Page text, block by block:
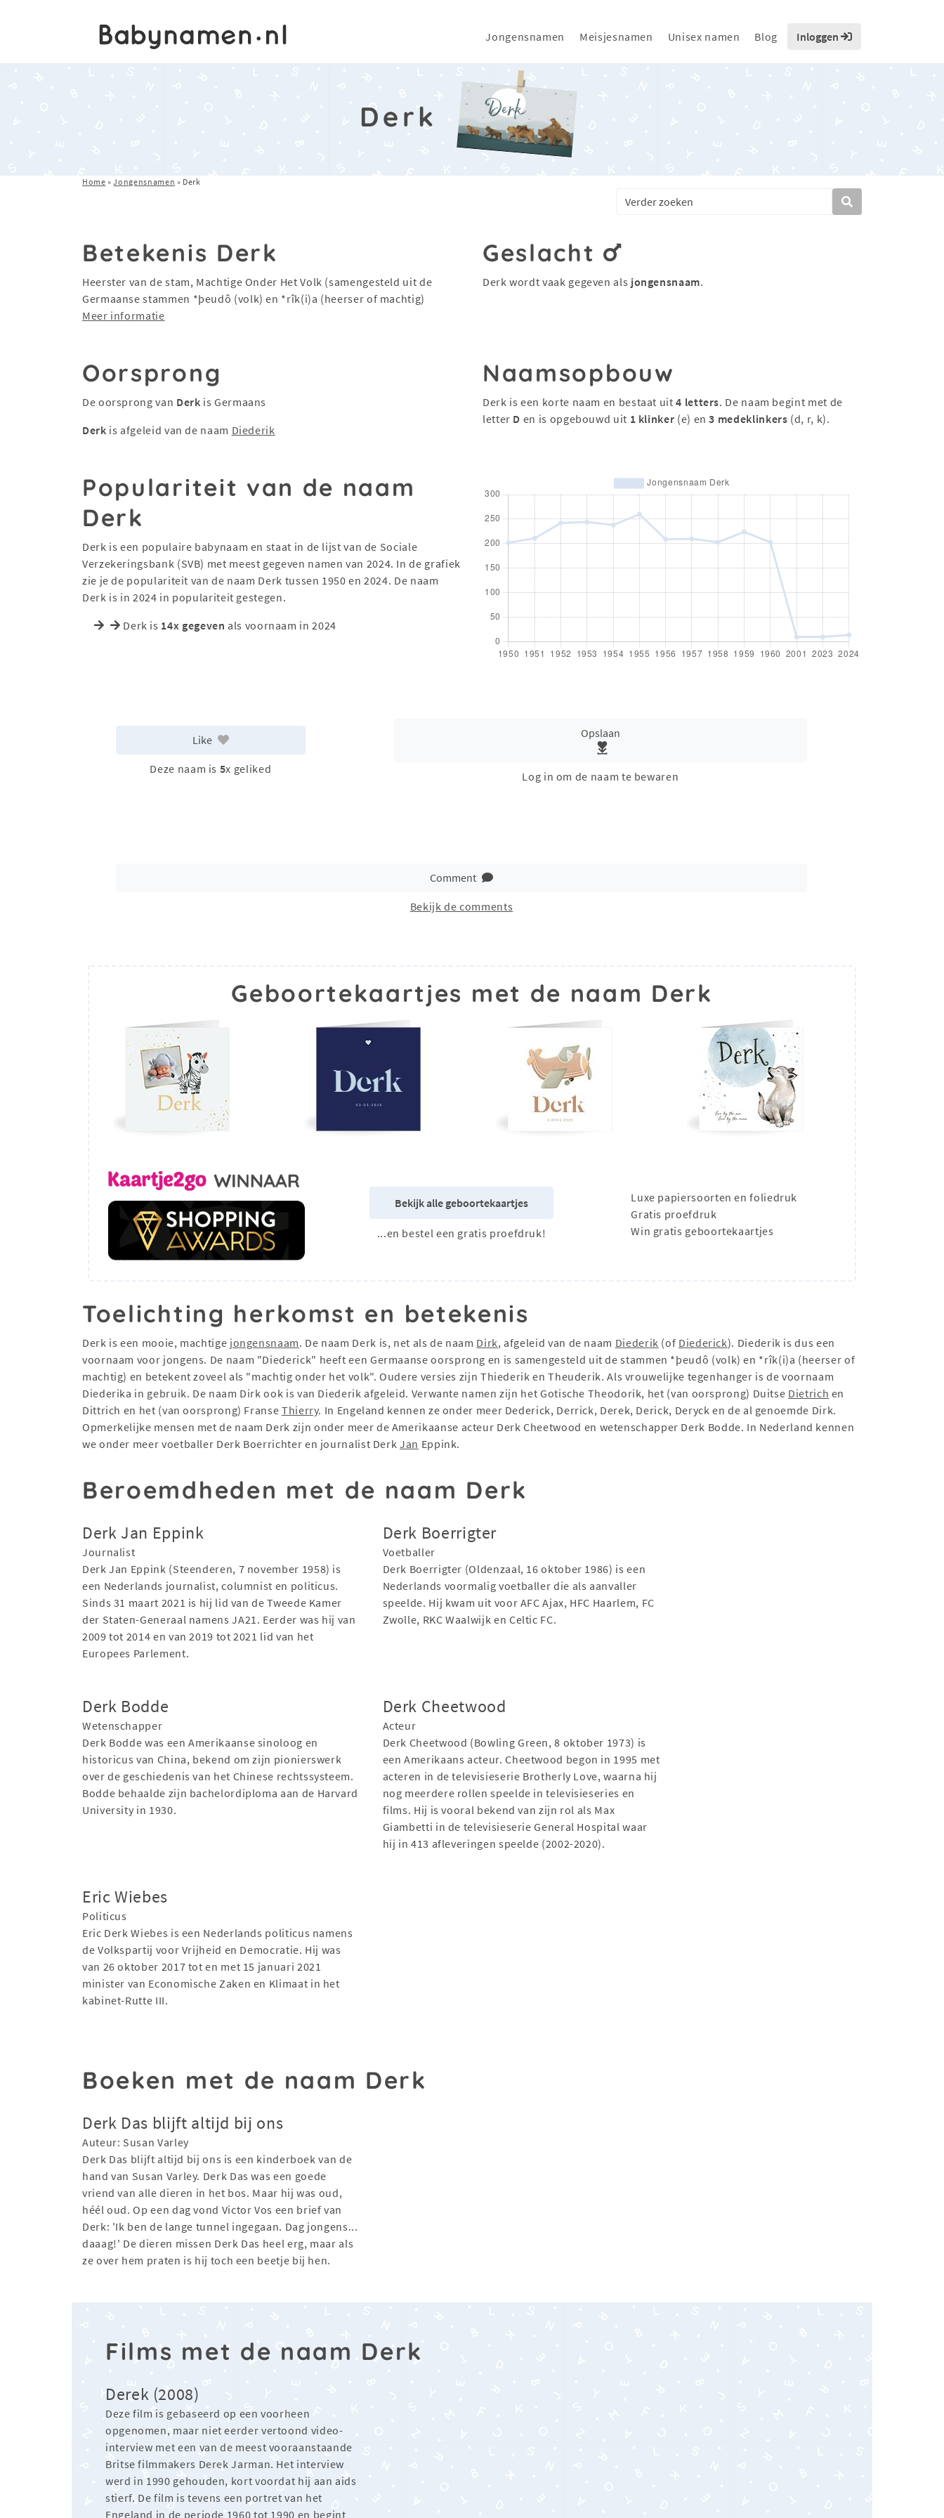
Jongensnamen Meisjesnamen Unisex namen Blog Inloggen
Derk
Home »Jongensnamen » Derk
Betekenis Derk
Heerster van de stam, Machtige Onder Het Volk (samengesteld uit de
Germaanse stammen *þeudô (volk) en *rîk(i)a (heerser of machtig)
Meer informatie
Geslacht
Derk wordt vaak gegeven als jongensnaam.
Oorsprong
De oorsprong van Derk is Germaans
Derk is afgeleid van de naam Diederik
Naamsopbouw
Derk is een korte naam en bestaat uit4 letters. De naam begint met de
letter D en is opgebouwd uit 1 klinker (e) en3 medeklinkers (d, r, k).
Populariteit van de naam
Derk
Derk is een populaire babynaam en staat in de lijst van de Sociale
Verzekeringsbank (SVB) met meest gegeven namen van 2024. In de grafiek
zie je de populariteit van de naam Derk tussen 1950 en 2024. De naam
Derk is in 2024 in populariteit gestegen.
Derk is 14x gegeven als voornaam in 2024
Like
Deze naam is 5x geliked
Opslaan
Log in om de naam te bewaren
Comment
Bekijk de comments
Geboortekaartjes met de naam Derk
Bekijk alle geboortekaartjes
...en bestel een gratis proefdruk!
Luxe papiersoorten en foliedruk
Gratis proefdruk
Win gratis geboortekaartjes
Toelichting herkomst en betekenis
Derk is een mooie, machtige jongensnaam. De naam Derk is, net als de naam Dirk, afgeleid van de naam Diederik (of Diederick). Diederik is dus een
voornaam voor jongens. De naam "Diederick" heeft een Germaanse oorsprong en is samengesteld uit de stammen *þeudô (volk) en *rîk(i)a (heerser of
machtig) en betekent zoveel als "machtig onder het volk". Oudere versies zijn Thiederik en Theuderik. Als vrouwelijke tegenhanger is de voornaam
Diederika in gebruik. De naam Dirk ook is van Diederik afgeleid. Verwante namen zijn het Gotische Theodorik, het (van oorsprong) Duitse Dietrich en
Dittrich en het (van oorsprong) Franse Thierry. In Engeland kennen ze onder meer Dederick, Derrick, Derek, Derick, Deryck en de al genoemde Dirk.
Opmerkelijke mensen met de naam Derk zijn onder meer de Amerikaanse acteur Derk Cheetwood en wetenschapper Derk Bodde. In Nederland kennen
we onder meer voetballer Derk Boerrichter en journalist DerkJan Eppink.
Beroemdheden met de naam Derk
Derk Jan Eppink
Journalist
Derk Jan Eppink (Steenderen, 7 november 1958) is
een Nederlands journalist, columnist en politicus.
Sinds 31 maart 2021 is hij lid van de Tweede Kamer
der Staten-Generaal namens JA21. Eerder was hij van
2009 tot 2014 en van 2019 tot 2021 lid van het
Europees Parlement.
Derk Boerrigter
Voetballer
Derk Boerrigter (Oldenzaal, 16 oktober 1986) is een
Nederlands voormalig voetballer die als aanvaller
speelde. Hij kwam uit voor AFC Ajax, HFC Haarlem, FC
Zwolle, RKC Waalwijk en Celtic FC.
Derk Bodde
Wetenschapper
Derk Bodde was een Amerikaanse sinoloog en
historicus van China, bekend om zijn pionierswerk
over de geschiedenis van het Chinese rechtssysteem.
Bodde behaalde zijn bachelordiploma aan de Harvard
University in 1930.
Derk Cheetwood
Acteur
Derk Cheetwood (Bowling Green, 8 oktober 1973) is
een Amerikaans acteur. Cheetwood begon in 1995 met
acteren in de televisieserie Brotherly Love, waarna hij
nog meerdere rollen speelde in televisieseries en
films. Hij is vooral bekend van zijn rol als Max
Giambetti in de televisieserie General Hospital waar
hij in 413 afleveringen speelde (2002-2020).
Eric Wiebes
Politicus
Eric Derk Wiebes is een Nederlands politicus namens
de Volkspartij voor Vrijheid en Democratie. Hij was
van 26 oktober 2017 tot en met 15 januari 2021
minister van Economische Zaken en Klimaat in het
kabinet-Rutte III.
Boeken met de naam Derk
Derk Das blijft altijd bij ons
Auteur: Susan Varley
Derk Das blijft altijd bij ons is een kinderboek van de
hand van Susan Varley. Derk Das was een goede
vriend van alle dieren in het bos. Maar hij was oud,
héél oud. Op een dag vond Victor Vos een brief van
Derk: 'Ik ben de lange tunnel ingegaan. Dag jongens...
daaag!' De dieren missen Derk Das heel erg, maar als
ze over hem praten is hij toch een beetje bij hen.
Films met de naam Derk
Derek (2008)
Deze film is gebaseerd op een voorheen
opgenomen, maar niet eerder vertoond video-
interview met een van de meest vooraanstaande
Britse filmmakers Derek Jarman. Het interview
werd in 1990 gehouden, kort voordat hij aan aids
stierf. De film is tevens een portret van het
Engeland in de periode 1960 tot 1990 en begint